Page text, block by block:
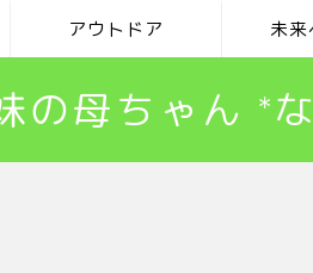
アウトドア 未来
の母ちゃん *